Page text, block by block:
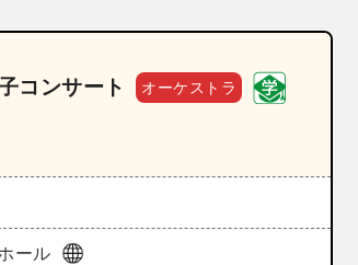
コンサート オーケストラ
ール